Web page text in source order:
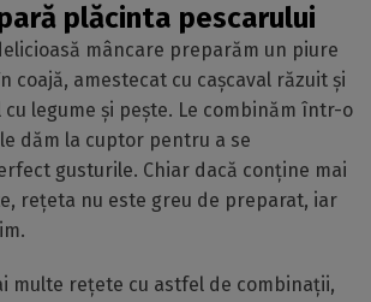
plăcinta pescarului
mâncare preparăm un piure
coajă, amestecat cu cașcaval răzuit și
cu legume și pește. Le combinăm într-o
dăm la cuptor pentru a se
gusturile. Chiar dacă conține mai
rețeta nu este greu de preparat, iar
multe rețete cu astfel de combinații,